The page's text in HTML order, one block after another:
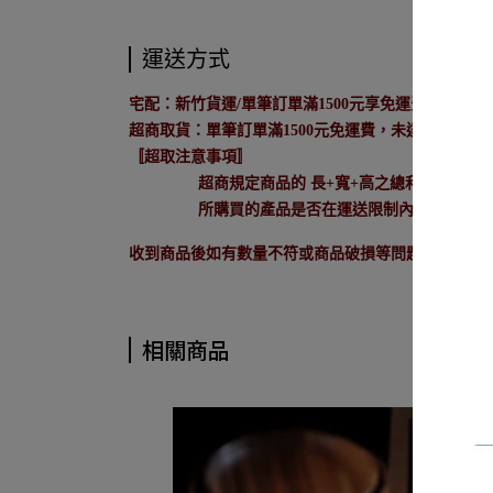
運送方式
宅配：新竹貨運/單筆訂單滿1500元享免運費，未達
超商取貨：單筆訂單滿1500元免運費，未達1500元酌
〚超取注意事項〛
超商規定商品的 長+寬+高之總和需小於
所購買的產品是否在運送限制內。若出貨
收到商品後如有數量不符或商品破損等問題，請於7
相關商品